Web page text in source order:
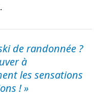
de randonnée ?
à
les sensations
! »